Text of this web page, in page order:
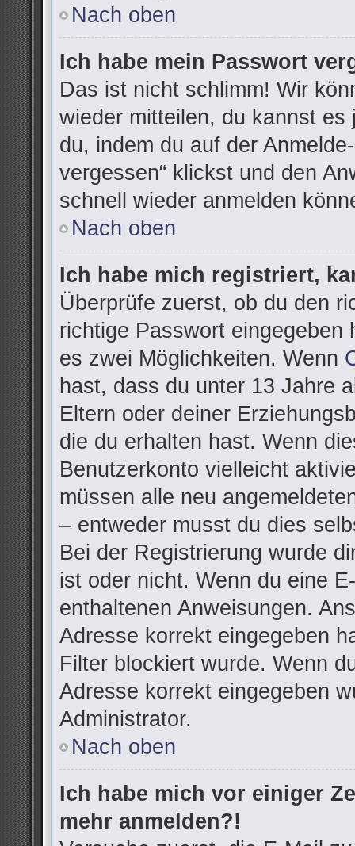
Nach oben
Ich habe mein Passwort
Das ist nicht schlimm! Wir
wieder mitteilen, du kannst
du, indem du auf der
vergessen“ klickst und den
schnell wieder anmelden
Nach oben
Ich habe mich registriert,
Überprüfe zuerst, ob du den
richtige Passwort eingegeben
es zwei Möglichkeiten. Wenn
hast, dass du unter 13 Jahre
Eltern oder deiner
die du erhalten hast. Wenn
Benutzerkonto vielleicht
müssen alle neu
– entweder musst du dies
Bei der Registrierung wurde
ist oder nicht. Wenn du eine
enthaltenen Anweisungen.
Adresse korrekt eingegeben
Filter blockiert wurde. Wenn
Adresse korrekt eingegeben
Administrator.
Nach oben
Ich habe mich vor einiger
mehr anmelden?!